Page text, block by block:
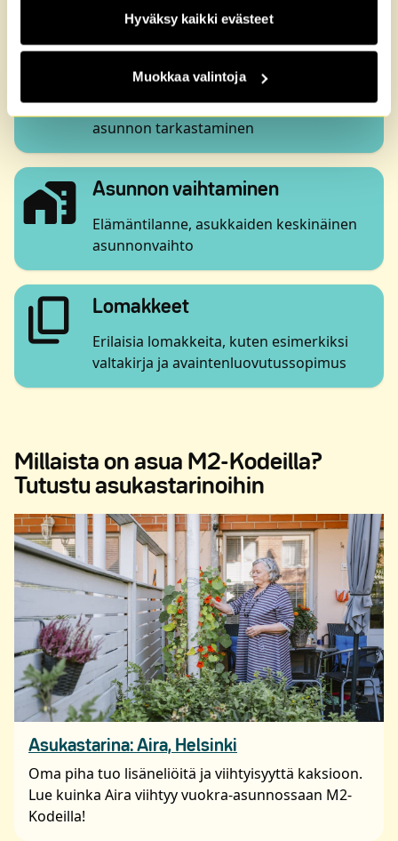
Hyväksy kaikki evästeet
Muokkaa valintoja
oleva sopimus.
local_shipping MuuttaminenAvautuu uuteen
Muuttopäivä, avaimet, nettiyhteys,
asunnon tarkastaminen
maps_home_work Asunnon vaihtaminenAvautuu
Elämäntilanne, asukkaiden keskinäinen
asunnonvaihto
content_copy LomakkeetAvautuu uuteen
Erilaisia lomakkeita, kuten esimerkiksi
valtakirja ja avaintenluovutussopimus
Millaista on asua M2-Kodeilla?
Tutustu asukastarinoihin
Asukastarina: Aira, Helsinki
Oma piha tuo lisäneliöitä ja viihtyisyyttä kaksioon.
Lue kuinka Aira viihtyy vuokra-asunnossaan M2-
Kodeilla!